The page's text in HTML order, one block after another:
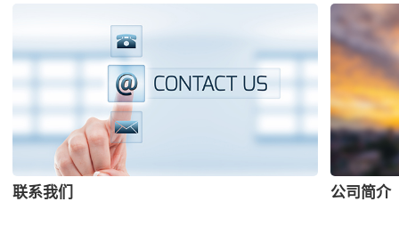
联系我们 公司简介